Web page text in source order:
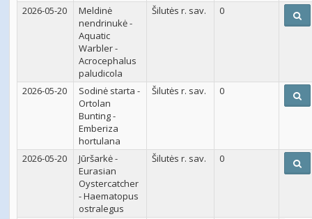
2026-05-20
Meldinė
nendrinukė -
Aquatic
Warbler -
Acrocephalus
paludicola
Šilutės r. sav. 0
2026-05-20
Sodinė starta -
Ortolan
Bunting -
Emberiza
hortulana
Šilutės r. sav. 0
2026-05-20
Jūršarkė -
Eurasian
Oystercatcher
- Haematopus
ostralegus
Šilutės r. sav. 0